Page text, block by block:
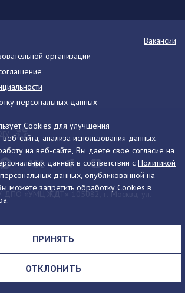
Cookies для улучшения
сайта, анализа использования данных
на веб-сайте, Вы даете свое согласие на
данных в соответствии с Политикой
данных, опубликованной на
можете запретить обработку Cookies в
ПРИНЯТЬ
ОТКЛОНИТЬ
«УМЦ ЖДТ» 105082, г. Москва, ул.
00-30 info@umczdt.ru
схема проезда
Вакансии
организации
персональных данных